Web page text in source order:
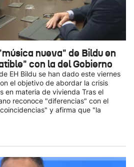
nueva" de Bildu en
con la del Gobierno
EH Bildu se han dado este viernes
el objetivo de abordar la crisis
en materia de vivienda Tras el
reconoce "diferencias" con el
y afirma que "la